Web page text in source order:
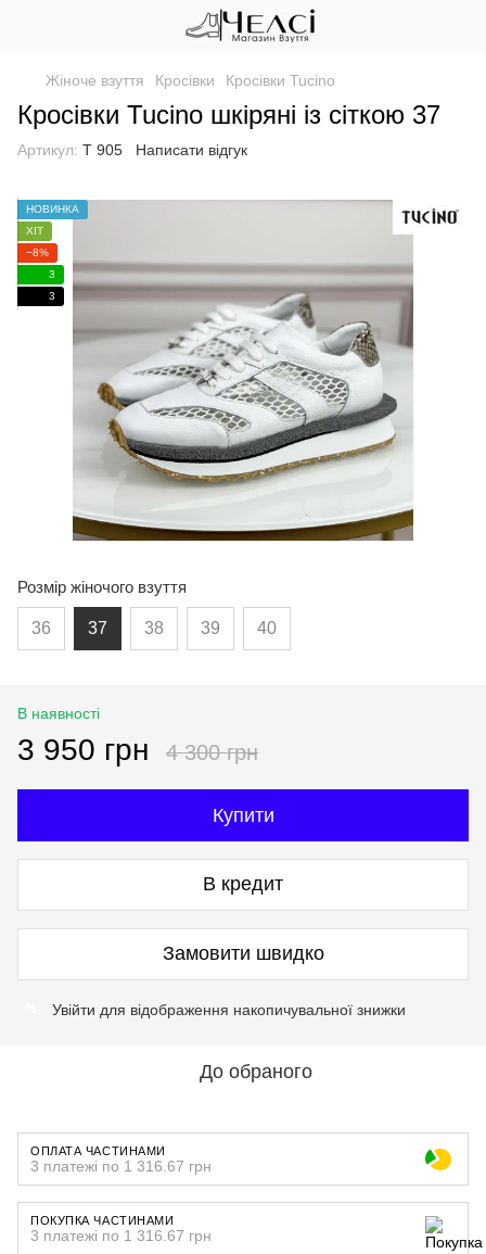
Жіноче взуття Кросівки Кросівки Tucino
Кросівки Tucino шкіряні із сіткою 37
Артикул: Т 905 Написати відгук
НОВИНКА
ХІТ
−8%
3
3
Розмір жіночого взуття
36 37 38 39 40
В наявності
3 950 грн 4 300 грн
Купити
В кредит
Замовити швидко
Увійти для відображення накопичувальної знижки
До обраного
ОПЛАТА ЧАСТИНАМИ
3 платежі по 1 316.67 грн
ПОКУПКА ЧАСТИНАМИ
3 платежі по 1 316.67 грн